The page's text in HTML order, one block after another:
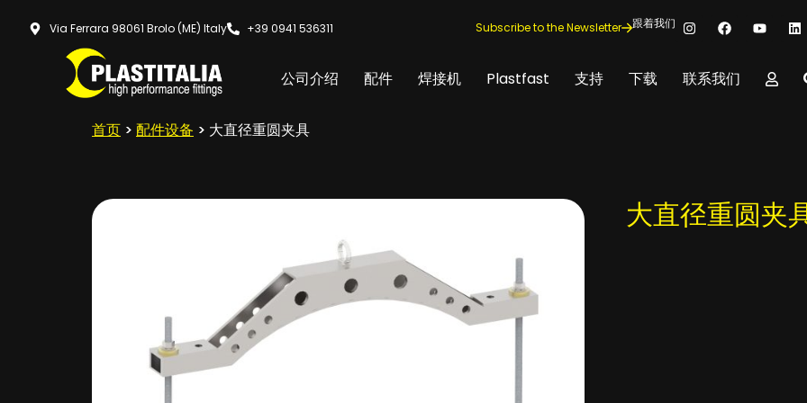
Via Ferrara 98061 Brolo (ME) Italy +39 0941 536311 Subscribe to the Newsletter 跟着我们
公司介绍 配件 焊接机 Plastfast 支持 下载 联系我们
首页 > 配件设备 > 大直径重圆夹具
大直径重圆夹